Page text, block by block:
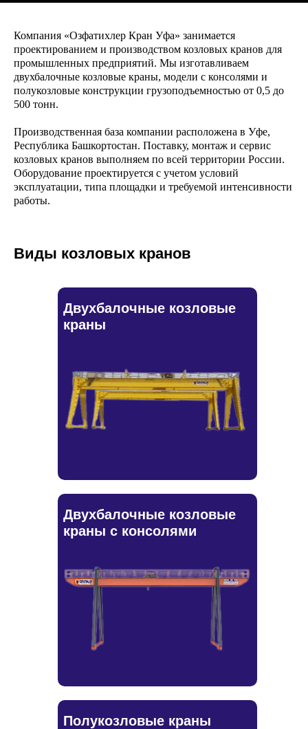
Компания «Озфатихлер Кран Уфа» занимается
проектированием и производством козловых кранов для
промышленных предприятий. Мы изготавливаем
двухбалочные козловые краны, модели с консолями и
полукозловые конструкции грузоподъемностью от 0,5 до
500 тонн.
Производственная база компании расположена в Уфе,
Республика Башкортостан. Поставку, монтаж и сервис
козловых кранов выполняем по всей территории России.
Оборудование проектируется с учетом условий
эксплуатации, типа площадки и требуемой интенсивности
работы.
Виды козловых кранов
Полукозловые краны
Двухбалочные козловые
краны с консолями
Двухбалочные козловые
краны